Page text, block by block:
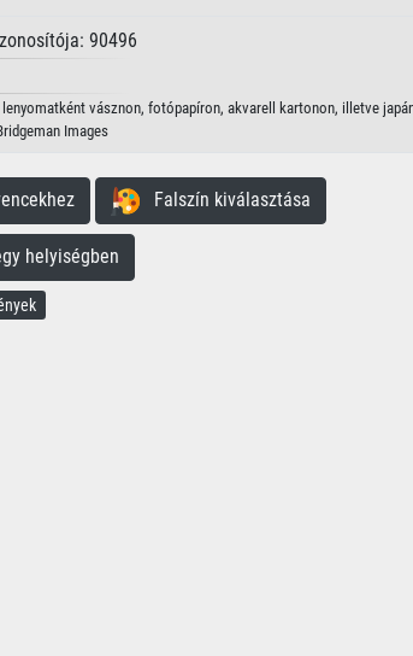
90496
vásznon, fotópapíron, akvarell kartonon, illetve
Images
Falszín kiválasztása
helyiségben